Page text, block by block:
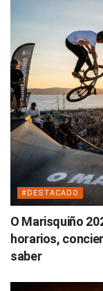
#DESTACADO
O Marisquiño
horarios,
saber